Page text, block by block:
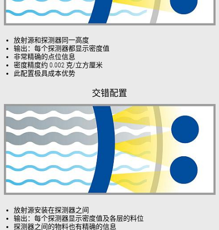
放射源和探测器同一高度
输出：每个探测器都显示密度值
非常精确的点位信息
密度精度约 0.002 克/立方厘米
此配置极具成本优势
交错配置
放射源安装在探测器之间
输出：每个探测器显示密度值及各层的料位
探测器之间的物料也有精确的信息